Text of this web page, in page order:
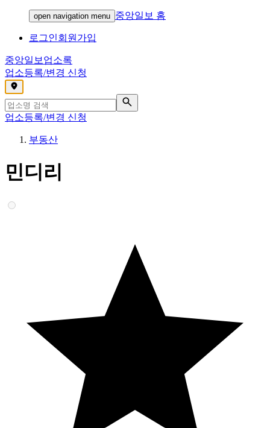
open navigation menu 중앙일보 홈
로그인회원가입
중앙일보 업소록
업소등록/변경 신청
,
업소등록/변경 신청
부동산
민디리